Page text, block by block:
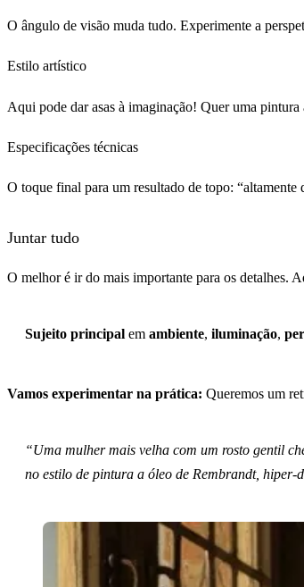
O ângulo de visão muda tudo. Experimente a
Estilo artístico
Aqui pode dar asas à imaginação! Quer uma
Especificações técnicas
O toque final para um resultado de topo:
Juntar tudo
O melhor é ir do mais importante para os detalhes.
Sujeito principal em ambiente, iluminação,
Vamos experimentar na prática: Queremos um
“Uma mulher mais velha com um rosto gentil
no estilo de pintura a óleo de Rembrandt,